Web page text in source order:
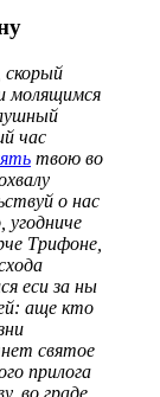
моля­щимся
час
твою во
о нас
угодниче
Трифоне,
еси за ны
аще кто
святое
прилога
во граде